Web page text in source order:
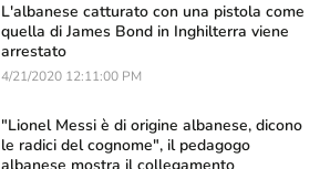
L'albanese catturato con una pistola come
quella di James Bond in Inghilterra viene
arrestato
4/21/2020 12:11:00 PM
"Lionel Messi è di origine albanese, dicono
le radici del cognome", il pedagogo